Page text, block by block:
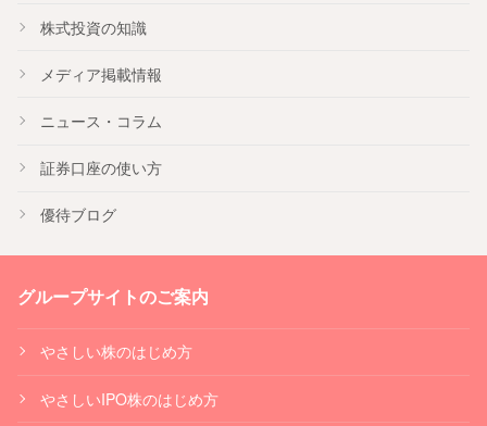
株式投資の知識
メディア掲載情報
ニュース・コラム
証券口座の使い方
優待ブログ
グループサイトのご案内
やさしい株のはじめ方
やさしいIPO株のはじめ方